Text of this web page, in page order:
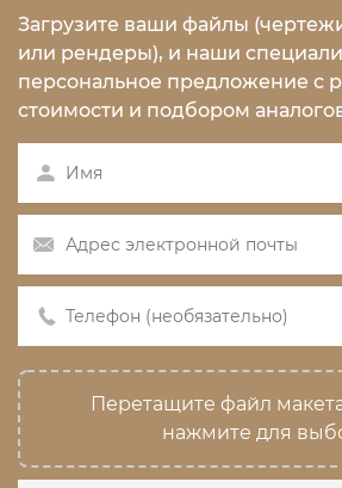
Загрузите ваши файлы
или рендеры), и наши
персональное предложение с
стоимости и подбором
Перетащите файл
нажмите для